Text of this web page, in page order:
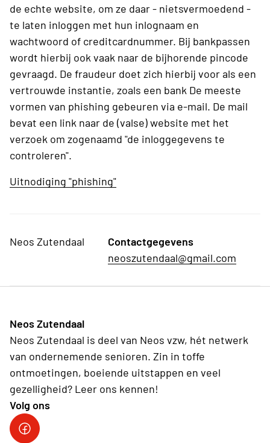
de echte website, om ze daar - nietsvermoedend -
te laten inloggen met hun inlognaam en
wachtwoord of creditcardnummer. Bij bankpassen
wordt hierbij ook vaak naar de bijhorende pincode
gevraagd. De fraudeur doet zich hierbij voor als een
vertrouwde instantie, zoals een bank De meeste
vormen van phishing gebeuren via e-mail. De mail
bevat een link naar de (valse) website met het
verzoek om zogenaamd "de inloggegevens te
controleren".
Uitnodiging "phishing"
Neos Zutendaal
Contactgegevens
neoszutendaal@gmail.com
Neos Zutendaal
Neos Zutendaal is deel van Neos vzw, hét netwerk
van ondernemende senioren. Zin in toffe
ontmoetingen, boeiende uitstappen en veel
gezelligheid? Leer ons kennen!
Volg ons
Facebook Neos Zutendaal